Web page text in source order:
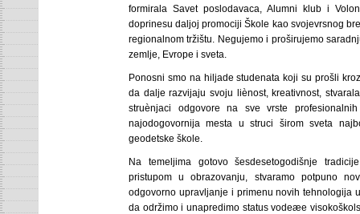
formirala Savet poslodavaca, Alumni klub i
doprinesu daljoj promociji Škole kao svojevrsnog
regionalnom tržištu. Negujemo i proširujemo
zemlje, Evrope i sveta.
Ponosni smo na hiljade studenata koji su prošli
da dalje razvijaju svoju liènost, kreativnost,
struènjaci odgovore na sve vrste
najodogovornija mesta u struci širom sveta
geodetske škole.
Na temeljima gotovo šesdesetogodišnje
pristupom u obrazovanju, stvaramo potpuno
odgovorno upravljanje i primenu novih tehnologija
da održimo i unapredimo status vodeæe